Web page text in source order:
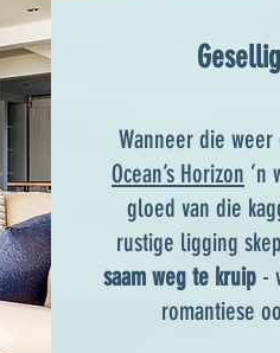
Wanneer die
Ocean’s Horizon ’n
gloed van die
rustige ligging
saam weg te kruip-
romantiese